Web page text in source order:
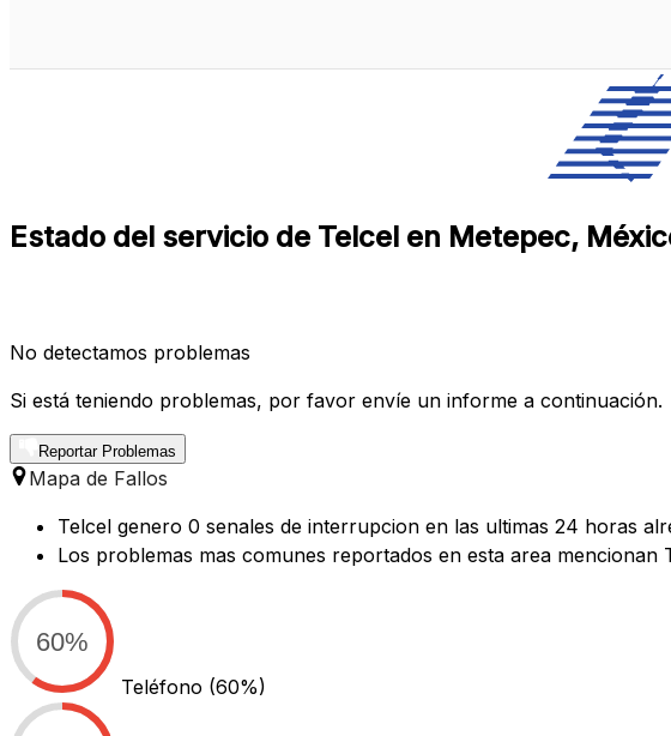
Estado del servicio de Telcel en Metepec,
No detectamos problemas
Si está teniendo problemas, por favor envíe un informe a continuación.
Reportar Problemas
Mapa de Fallos
Telcel genero 0 senales de interrupcion en las ultimas 24 horas
Los problemas mas comunes reportados en esta area mencionan
60%
Teléfono (60%)